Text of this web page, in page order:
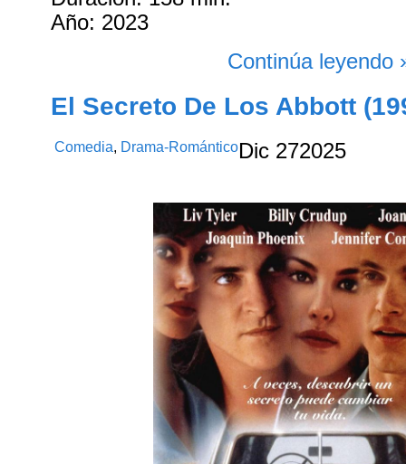
Año: 2023
Continúa leyendo
El Secreto De Los Abbott
Comedia, Drama-RománticoDic 272025